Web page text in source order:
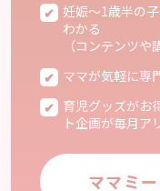
妊娠〜1歳半の
わかる
（コンテンツや
ママが気軽に専
育児グッズがお
ト企画が毎月ア
ママミ